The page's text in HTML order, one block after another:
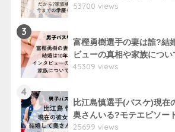
53700 views
3
富樫勇樹選手の妻は誰?結
ビューの真相や家族につい
45309 views
4
比江島慎選手(バスケ)現在
奥さんいる?モテエピソー
25699 views